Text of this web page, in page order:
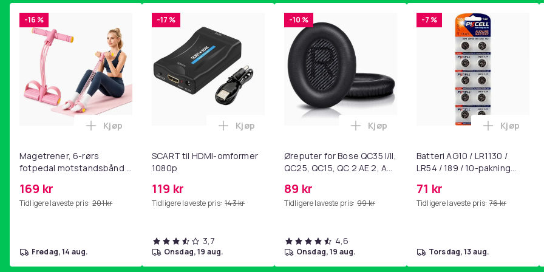
-16 %
Magetrener, 6-rørs
fotpedal motstandsbånd -
yoga og
hjemmegymnastikk Pink
169 kr
Tidligere laveste pris: 201 kr
Legg Magetrener, 6-rørs fotpedal motstandsbånd - mage- og kjernetrening, yoga og
Kjøp
fredag, 14 aug.
-17 %
SCART til HDMI-omformer
1080p
119 kr
Tidligere laveste pris: 143 kr
Legg SCART til HDMI-omformer 1080p i handlekurven
Kjøp
3,7
onsdag, 19 aug.
-10 %
Øreputer for Bose QC35 I/II,
QC25, QC15, QC 2 AE 2, AE
SoundLink Black
89 kr
Tidligere laveste pris: 99 kr
Legg Øreputer for Bose QC35 I/II, QC25,
Kjøp
4,6
onsdag, 19 aug.
-7 %
Batteri AG10 / LR1130 /
LR54 / 189 / 10-pakning
71 kr
Tidligere laveste pris: 76 kr
Legg
Kjøp
torsdag, 13 aug.